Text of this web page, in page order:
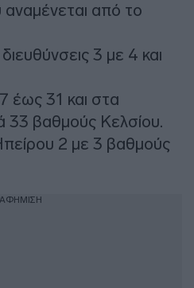
αναμένεται από το
3 με 4 και
έως 31 και στα
33 βαθμούς Κελσίου.
2 με 3 βαθμούς